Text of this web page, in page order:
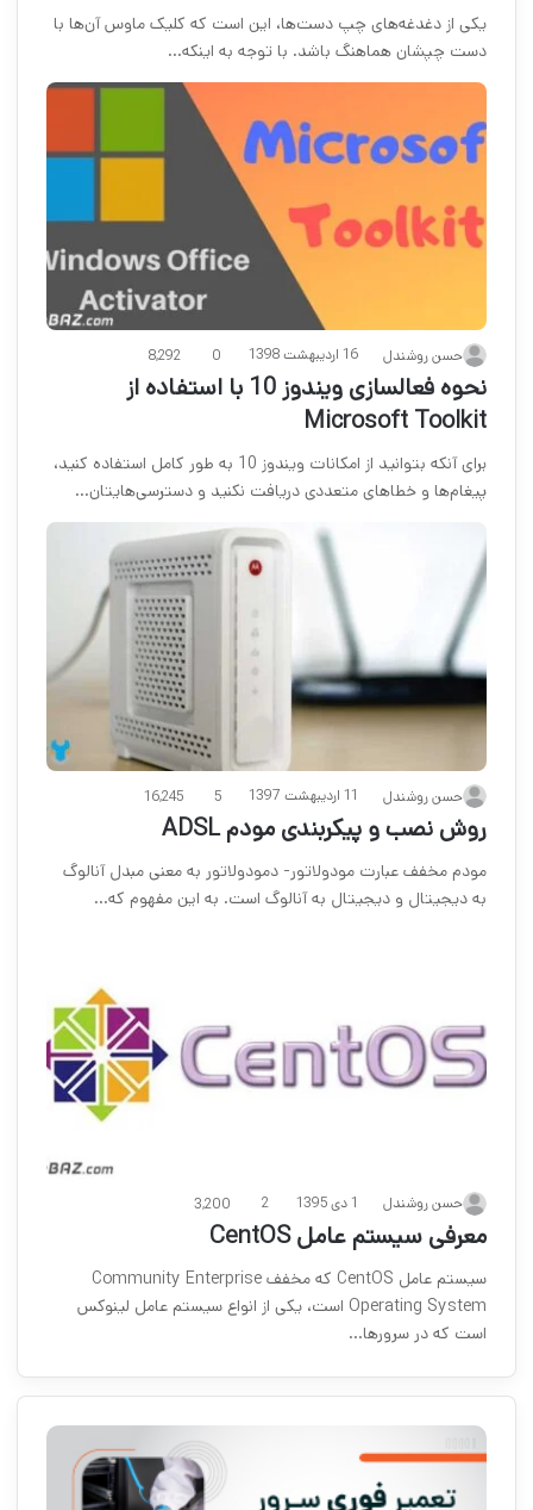
یکی از دغدغه‌های چپ دست‌ها، این است که کلیک ماوس آن‌ها با
دست چپشان هماهنگ باشد. با توجه به اینکه…
حسن روشندل 16 اردیبهشت 1398 0
نحوه فعالسازی ویندوز 10 با استفاده از
Microsoft Toolkit
برای آنکه بتوانید از امکانات ویندوز 10 به طور کامل استفاده کنید،
پیغام‌ها و خطاهای متعددی دریافت نکنید و دسترسی‌هایتان…
حسن روشندل 11 اردیبهشت 1397 5
روش نصب و پیکربندی مودم ADSL
مودم مخفف عبارت مودولاتور- دمودولاتور به معنی مبدل آنالوگ
به دیجیتال و دیجیتال به آنالوگ است. به این مفهوم که…
حسن روشندل 1 دی 1395 2
معرفی سیستم عامل CentOS
سیستم عامل CentOS که مخفف Community Enterprise
Operating System است، یکی از انواع سیستم عامل لینوکس
است که در سرورها…